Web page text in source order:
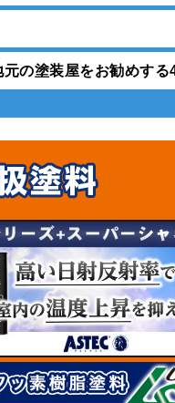
元の塗装屋をお勧めする